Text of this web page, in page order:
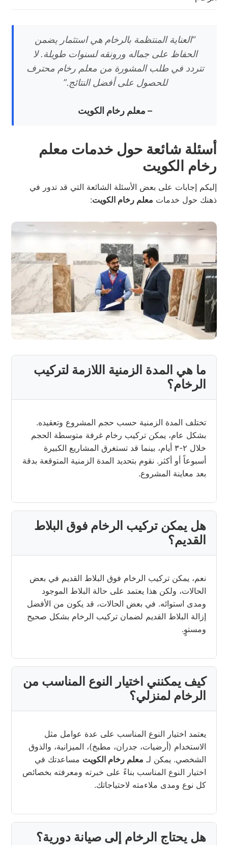
“العناية المنتظمة بالرخام هي استثمار يضمن
الحفاظ على جماله ورونقه لسنوات طويلة. لا
تتردد في طلب المشورة من معلم رخام محترف
للحصول على أفضل النتائج.”
– معلم رخام الكويت
أسئلة شائعة حول خدمات معلم
رخام الكويت
إليكم إجابات على بعض الأسئلة الشائعة التي قد تدور في
ذهنك حول خدمات معلم رخام الكويت:
ما هي المدة الزمنية اللازمة لتركيب
الرخام؟
تختلف المدة الزمنية حسب حجم المشروع وتعقيده.
بشكل عام، يمكن تركيب رخام غرفة متوسطة الحجم
خلال ٢-٣ أيام، بينما قد تستغرق المشاريع الكبيرة
أسبوعاً أو أكثر. نقوم بتحديد المدة الزمنية المتوقعة بدقة
بعد معاينة المشروع.
هل يمكن تركيب الرخام فوق البلاط
القديم؟
نعم، يمكن تركيب الرخام فوق البلاط القديم في بعض
الحالات، ولكن هذا يعتمد على حالة البلاط الموجود
ومدى استوائه. في بعض الحالات، قد يكون من الأفضل
إزالة البلاط القديم لضمان تركيب الرخام بشكل صحيح
ومستوٍ.
كيف يمكنني اختيار النوع المناسب من
الرخام لمنزلي؟
يعتمد اختيار النوع المناسب على عدة عوامل مثل
الاستخدام (أرضيات، جدران، مطبخ)، الميزانية، والذوق
الشخصي. يمكن لـ معلم رخام الكويت مساعدتك في
اختيار النوع المناسب بناءً على خبرته ومعرفته بخصائص
كل نوع ومدى ملاءمته لاحتياجاتك.
هل يحتاج الرخام إلى صيانة دورية؟